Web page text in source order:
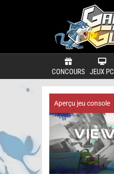
CONCOURS JEUX PC
Aperçu jeu console